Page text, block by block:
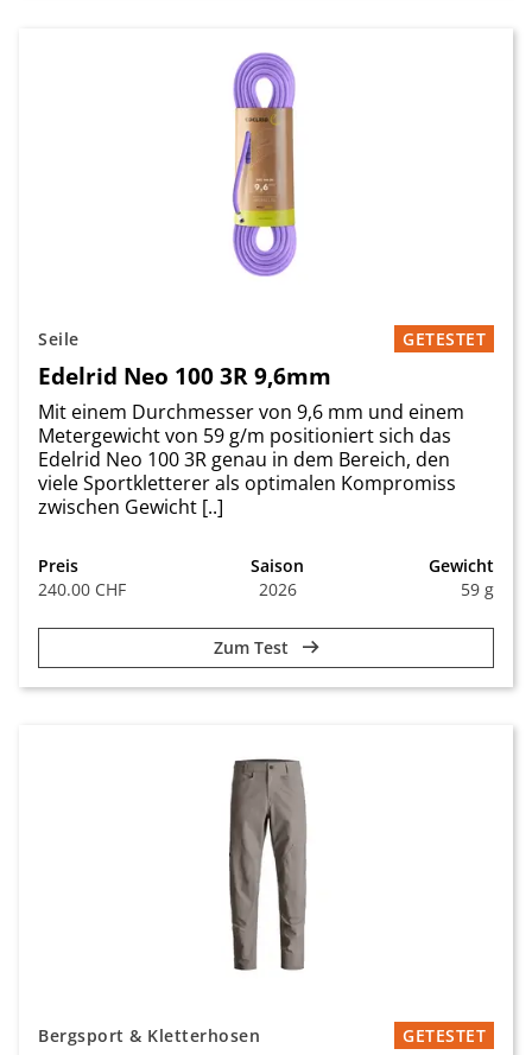
Seile GETESTET
Edelrid Neo 100 3R 9,6mm
Mit einem Durchmesser von 9,6 mm und einem
Metergewicht von 59 g/m positioniert sich das
Edelrid Neo 100 3R genau in dem Bereich, den
viele Sportkletterer als optimalen Kompromiss
zwischen Gewicht [..]
Preis
240.00 CHF
Saison
2026
Gewicht
59 g
Zum Test
Bergsport & Kletterhosen GETESTET